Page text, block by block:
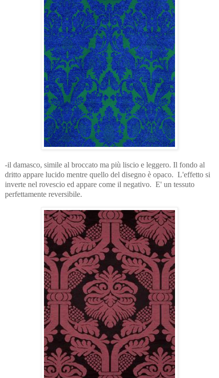
-il damasco, simile al broccato ma più liscio e leggero. Il fondo al
dritto appare lucido mentre quello del disegno è opaco. L'effetto si
inverte nel rovescio ed appare come il negativo. E' un tessuto
perfettamente reversibile.